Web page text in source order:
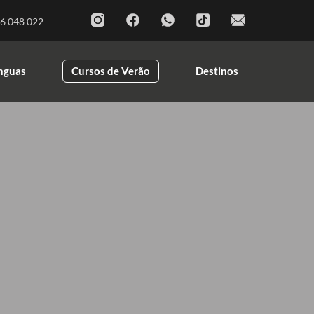
048 022
Cursos de Verão Destinos
Cursos de Línguas Cursos de Verão